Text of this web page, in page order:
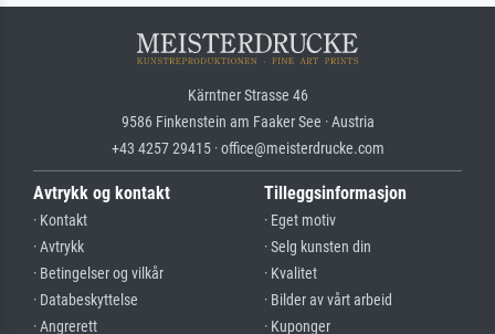
Kärntner Strasse 46
9586 Finkenstein am Faaker See · Austria
+43 4257 29415 · office@meisterdrucke.com
Avtrykk og kontakt
· Kontakt
· Avtrykk
· Betingelser og vilkår
· Databeskyttelse
· Angrerett
Tilleggsinformasjon
· Eget motiv
· Selg kunsten din
· Kvalitet
· Bilder av vårt arbeid
· Kuponger